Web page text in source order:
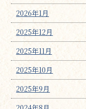
2026年1月
2025年12月
2025年11月
2025年10月
2025年9月